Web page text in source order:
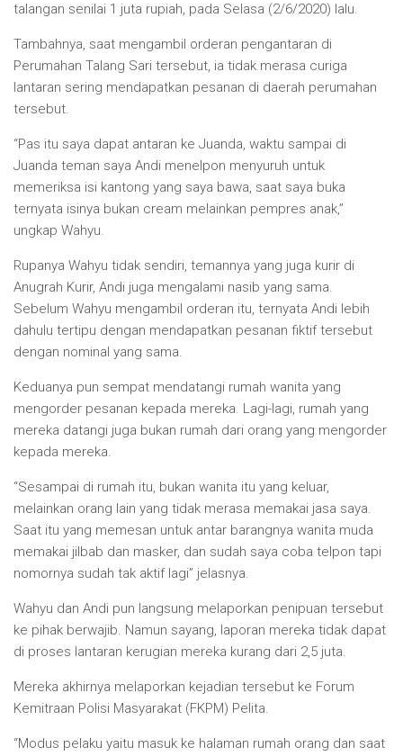
talangan senilai 1 juta rupiah, pada Selasa (2/6/2020) lalu.
Tambahnya, saat mengambil orderan pengantaran di
Perumahan Talang Sari tersebut, ia tidak merasa curiga
lantaran sering mendapatkan pesanan di daerah perumahan
tersebut.
“Pas itu saya dapat antaran ke Juanda, waktu sampai di
Juanda teman saya Andi menelpon menyuruh untuk
memeriksa isi kantong yang saya bawa, saat saya buka
ternyata isinya bukan cream melainkan pempres anak,”
ungkap Wahyu.
Rupanya Wahyu tidak sendiri, temannya yang juga kurir di
Anugrah Kurir, Andi juga mengalami nasib yang sama.
Sebelum Wahyu mengambil orderan itu, ternyata Andi lebih
dahulu tertipu dengan mendapatkan pesanan fiktif tersebut
dengan nominal yang sama.
Keduanya pun sempat mendatangi rumah wanita yang
mengorder pesanan kepada mereka. Lagi-lagi, rumah yang
mereka datangi juga bukan rumah dari orang yang mengorder
kepada mereka.
“Sesampai di rumah itu, bukan wanita itu yang keluar,
melainkan orang lain yang tidak merasa memakai jasa saya.
Saat itu yang memesan untuk antar barangnya wanita muda
memakai jilbab dan masker, dan sudah saya coba telpon tapi
nomornya sudah tak aktif lagi” jelasnya.
Wahyu dan Andi pun langsung melaporkan penipuan tersebut
ke pihak berwajib. Namun sayang, laporan mereka tidak dapat
di proses lantaran kerugian mereka kurang dari 2,5 juta.
Mereka akhirnya melaporkan kejadian tersebut ke Forum
Kemitraan Polisi Masyarakat (FKPM) Pelita.
“Modus pelaku yaitu masuk ke halaman rumah orang dan saat